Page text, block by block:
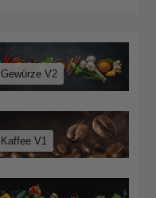
Gewürze V2
Kaffee V1